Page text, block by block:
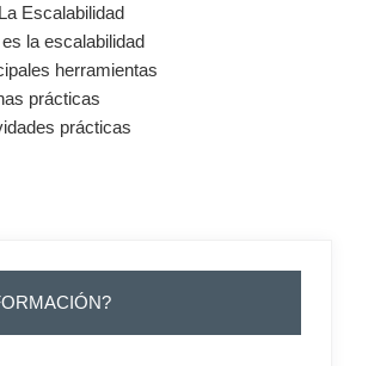
Escalabilidad
la escalabilidad
herramientas
prácticas
prácticas